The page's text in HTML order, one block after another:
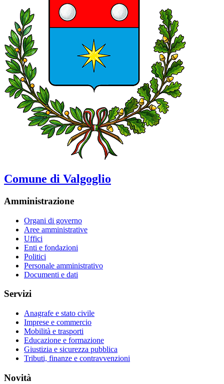
Comune di Valgoglio
Amministrazione
Organi di governo
Aree amministrative
Uffici
Enti e fondazioni
Politici
Personale amministrativo
Documenti e dati
Servizi
Anagrafe e stato civile
Imprese e commercio
Mobilità e trasporti
Educazione e formazione
Giustizia e sicurezza pubblica
Tributi, finanze e contravvenzioni
Novità